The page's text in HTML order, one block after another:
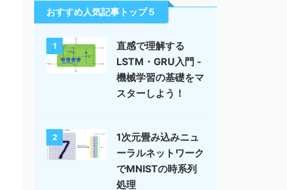
おすすめ人気記事トップ５
1
直感で理解する
LSTM・GRU入門 -
機械学習の基礎をマ
スターしよう！
2
1次元畳み込みニュ
ーラルネットワーク
でMNISTの時系列
処理